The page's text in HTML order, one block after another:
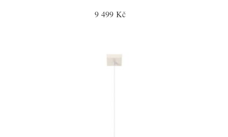
9 499 Kč